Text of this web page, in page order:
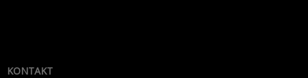
KONTAKT